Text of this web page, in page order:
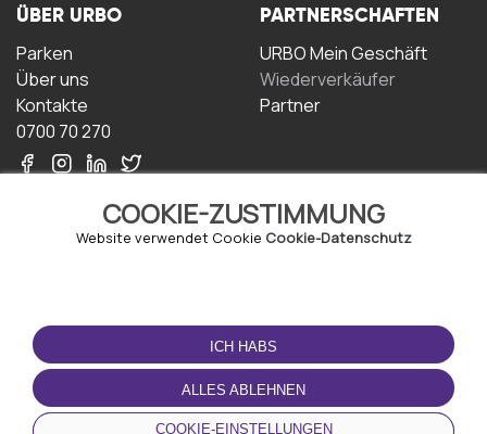
COOKIE-ZUSTIMMUNG
Website verwendet Cookie Cookie-Datenschutz
ICH HABS
ALLES ABLEHNEN
COOKIE-EINSTELLUNGEN
ÜBER URBO
Parken
Über uns
Kontakte
0700 70 270
PARTNERSCHAFTEN
URBO Mein Geschäft
Wiederverkäufer
Partner
NUTZUNGSBEDINGUNGEN
Geschäftsbedingungen
Datenschutz-
Bestimmungen
Cookie-Richtlinie
LADEN SIE DIE APP
HERUNTER